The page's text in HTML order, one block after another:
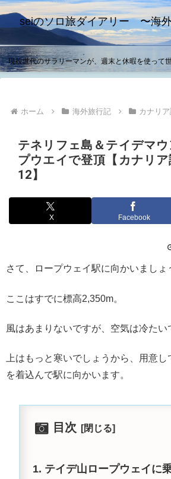
seiのソロ旅ダイアリー 〜海
現役世代のサラリーマンが、週末と休暇を使って
ホーム 海外旅行記 カナリア
テネリフェ島＆テイデマ
プウエイで登頂【カナリ
12】
X Facebook
さて、ロープウェイ駅に向かいましょ
ここはすでに標高2,350m。
風はあまりないですが、空気は冷たい
上はもっと寒いでしょうから、用意
を着込んで駅に向かいます。
目次
テイデ山ロープウェイに